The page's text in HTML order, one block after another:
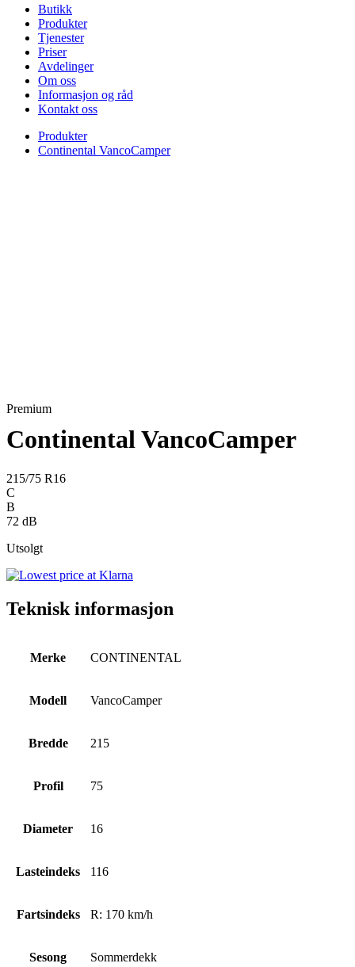
Butikk
Produkter
Tjenester
Priser
Avdelinger
Om oss
Informasjon og råd
Kontakt oss
Produkter
Continental VancoCamper
Premium
Continental VancoCamper
215/75 R16
C
B
72 dB
Utsolgt
Teknisk informasjon
Merke CONTINENTAL
Modell VancoCamper
Bredde 215
Profil 75
Diameter 16
Lasteindeks 116
Fartsindeks R: 170 km/h
Sesong Sommerdekk